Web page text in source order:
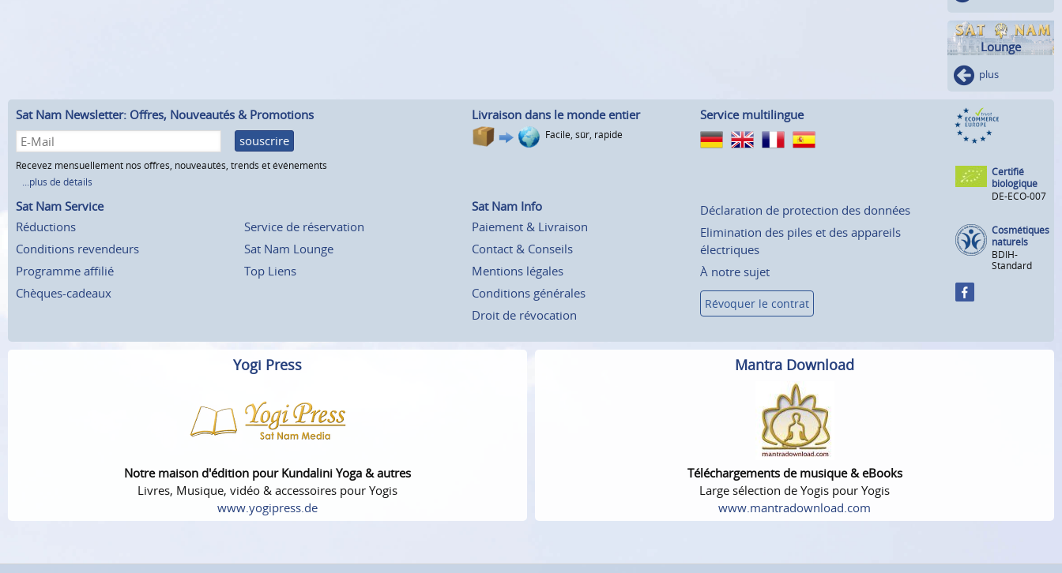
Lounge
plus
Sat Nam Newsletter: Offres, Nouveautés & Promotions
souscrire
Recevez mensuellement nos offres, nouveautés, trends et événements
...plus de détails
Livraison dans le monde entier
Facile, sûr, rapide
Service multilingue
Sat Nam Service
Réductions
Conditions revendeurs
Programme affilié
Chèques-cadeaux
Service de réservation
Sat Nam Lounge
Top Liens
Sat Nam Info
Paiement & Livraison
Contact & Conseils
Mentions légales
Conditions générales
Droit de révocation
Déclaration de protection des données
Elimination des piles et des appareils
électriques
À notre sujet
Révoquer le contrat
Certifié
biologique
DE-ECO-007
Cosmétiques
naturels
BDIH-
Standard
Yogi Press
Notre maison d'édition pour Kundalini Yoga & autres
Livres, Musique, vidéo & accessoires pour Yogis
www.yogipress.de
Mantra Download
Téléchargements de musique & eBooks
Large sélection de Yogis pour Yogis
www.mantradownload.com